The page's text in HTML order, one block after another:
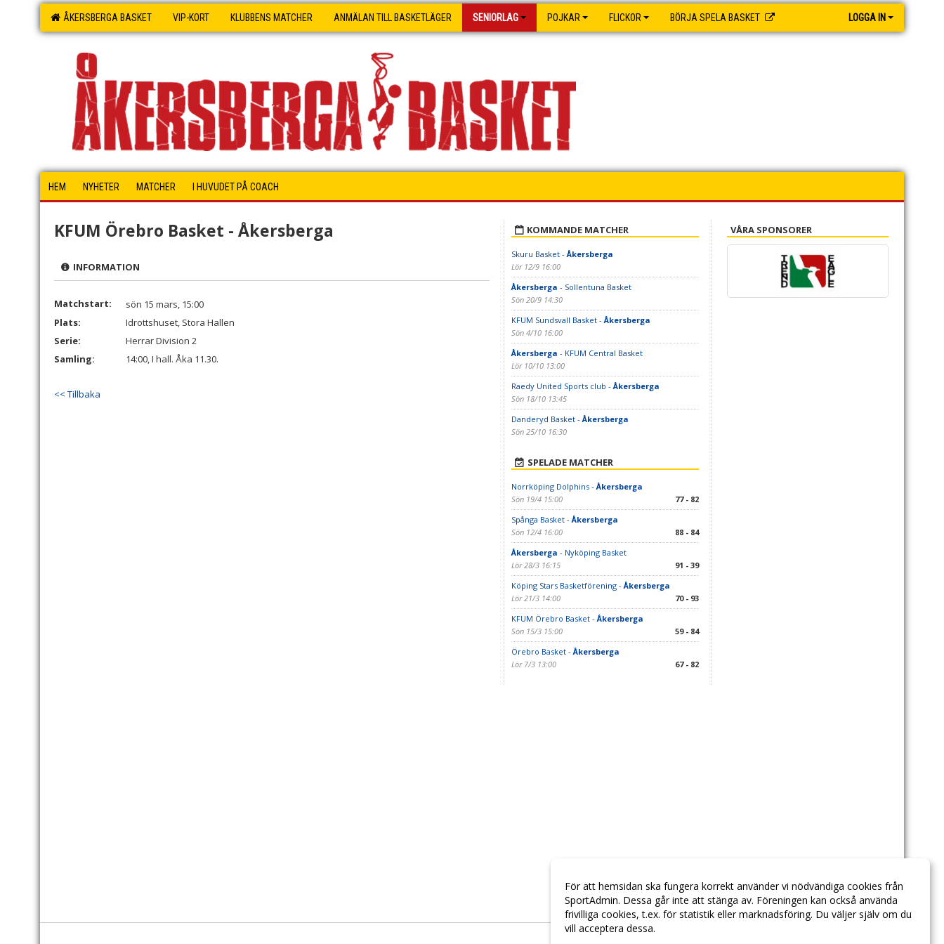
ÅKERSBERGA BASKET VIP-KORT KLUBBENS MATCHER ANMÄLAN TILL BASKETLÄGER SENIORLAG POJKAR FLICKOR BÖRJA SPELA BASKET LOGGA IN
HEM NYHETER MATCHER I HUVUDET PÅ COACH
KFUM Örebro Basket - Åkersberga
INFORMATION
Matchstart:
sön 15 mars, 15:00
Plats:
Idrottshuset, Stora Hallen
Serie:
Herrar Division 2
Samling:
14:00, I hall. Åka 11.30.
<< Tillbaka
KOMMANDE MATCHER
Skuru Basket -Åkersberga
Lör 12/9 16:00
Åkersberga - Sollentuna Basket
Sön 20/9 14:30
KFUM Sundsvall Basket -Åkersberga
Sön 4/10 16:00
Åkersberga - KFUM Central Basket
Lör 10/10 13:00
Raedy United Sports club -Åkersberga
Sön 18/10 13:45
Danderyd Basket -Åkersberga
Sön 25/10 16:30
SPELADE MATCHER
Norrköping Dolphins -Åkersberga
Sön 19/4 15:00
77 - 82
Spånga Basket -Åkersberga
Sön 12/4 16:00
88 - 84
Åkersberga - Nyköping Basket
Lör 28/3 16:15
91 - 39
Köping Stars Basketförening -Åkersberga
Lör 21/3 14:00
70 - 93
KFUM Örebro Basket -Åkersberga
Sön 15/3 15:00
59 - 84
Örebro Basket -Åkersberga
Lör 7/3 13:00
67 - 82
VÅRA SPONSORER
För att hemsidan ska fungera korrekt använder vi nödvändiga cookies från
SportAdmin. Dessa går inte att stänga av. Föreningen kan också använda
frivilliga cookies, t.ex. för statistik eller marknadsföring. Du väljer själv om du
vill acceptera dessa.